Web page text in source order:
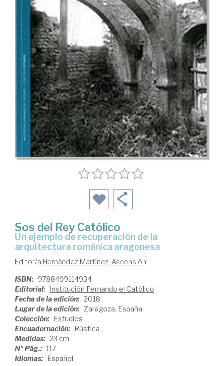
Sos del Rey Católico
un ejemplo de recuperación de la
arquitectura románica aragonesa
Editor/a Hernández Martínez, Ascensión
ISBN: 9788499114934
Editorial: Institución Fernando el Católico
Fecha de la edición: 2018
Lugar de la edición: Zaragoza. España
Colección: Estudios
Encuadernación: Rústica
Medidas: 23 cm
Nº Pág.: 117
Idiomas: Español